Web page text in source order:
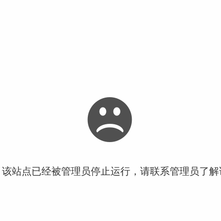
站点已经被管理员停止运行，请联系管理员了